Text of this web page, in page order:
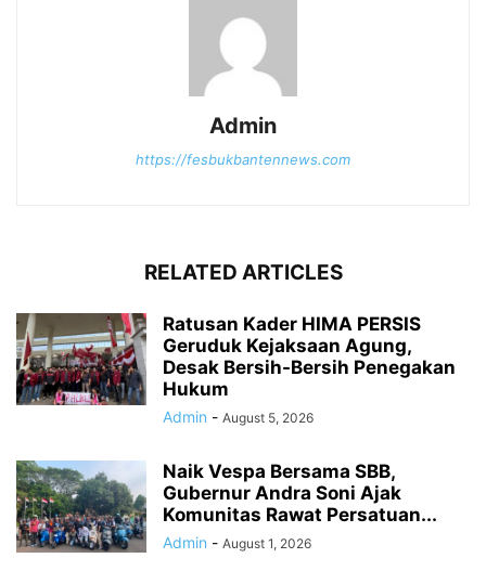
Admin
https://fesbukbantennews.com
RELATED ARTICLES
Ratusan Kader HIMA PERSIS
Geruduk Kejaksaan Agung,
Desak Bersih-Bersih Penegakan
Hukum
Admin - August 5, 2026
Naik Vespa Bersama SBB,
Gubernur Andra Soni Ajak
Komunitas Rawat Persatuan...
Admin - August 1, 2026